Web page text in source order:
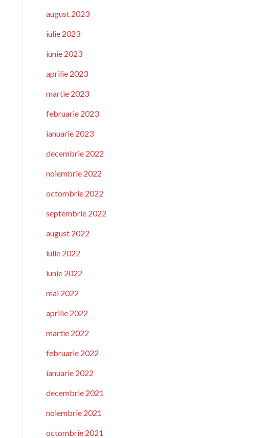
august 2023
iulie 2023
iunie 2023
aprilie 2023
martie 2023
februarie 2023
ianuarie 2023
decembrie 2022
noiembrie 2022
octombrie 2022
septembrie 2022
august 2022
iulie 2022
iunie 2022
mai 2022
aprilie 2022
martie 2022
februarie 2022
ianuarie 2022
decembrie 2021
noiembrie 2021
octombrie 2021